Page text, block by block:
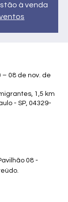
à venda
– 08 de nov. de
1,5 km
- SP, 04329-
08 -